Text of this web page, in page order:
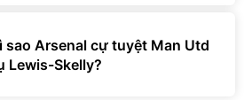
sao Arsenal cự tuyệt Man Utd
Lewis-Skelly?